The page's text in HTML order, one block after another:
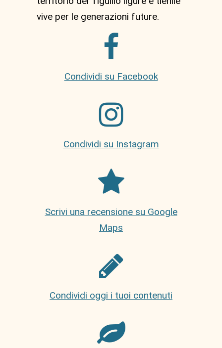
vive per le generazioni future.
Condividi su Facebook
Condividi su Instagram
Scrivi una recensione su Google
Maps
Condividi oggi i tuoi contenuti